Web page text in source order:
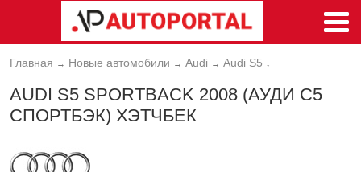
Главная → Новые автомобили → Audi → Audi S5 ↓
AUDI S5 SPORTBACK 2008 (АУДИ С5
СПОРТБЭК) ХЭТЧБЕК